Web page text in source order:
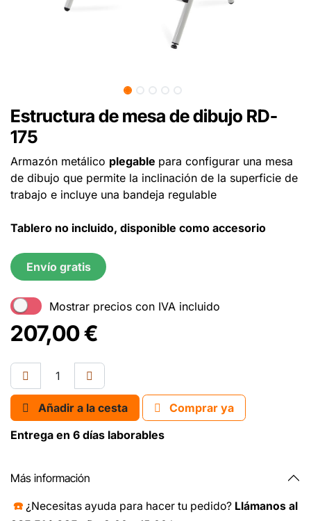
Estructura de mesa de dibujo RD-
175
Armazón metálico plegable para configurar una mesa
de dibujo que permite la inclinación de la superficie de
trabajo e incluye una bandeja regulable
Tablero no incluido, disponible como accesorio
Envío gratis
Mostrar precios con IVA incluido
207,00€
Añadir a la cesta
Comprar ya
Entrega en 6 días laborables
Más información
☎️ ¿Necesitas ayuda para hacer tu pedido? Llámanos al